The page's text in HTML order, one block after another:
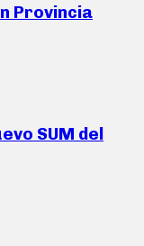
Provincia
SUM del